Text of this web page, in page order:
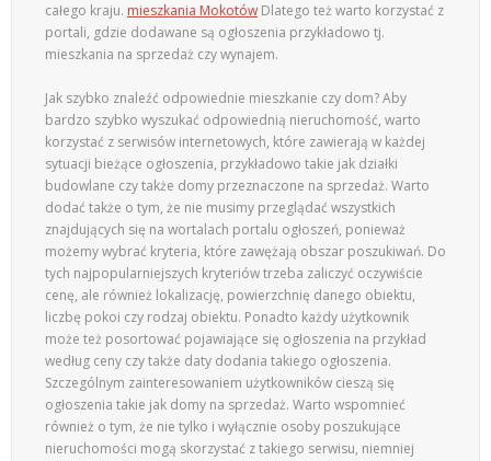
całego kraju. mieszkania Mokotów Dlatego też warto korzystać z
portali, gdzie dodawane są ogłoszenia przykładowo tj.
mieszkania na sprzedaż czy wynajem.
Jak szybko znaleźć odpowiednie mieszkanie czy dom? Aby
bardzo szybko wyszukać odpowiednią nieruchomość, warto
korzystać z serwisów internetowych, które zawierają w każdej
sytuacji bieżące ogłoszenia, przykładowo takie jak działki
budowlane czy także domy przeznaczone na sprzedaż. Warto
dodać także o tym, że nie musimy przeglądać wszystkich
znajdujących się na wortalach portalu ogłoszeń, ponieważ
możemy wybrać kryteria, które zawężają obszar poszukiwań. Do
tych najpopularniejszych kryteriów trzeba zaliczyć oczywiście
cenę, ale również lokalizację, powierzchnię danego obiektu,
liczbę pokoi czy rodzaj obiektu. Ponadto każdy użytkownik
może też posortować pojawiające się ogłoszenia na przykład
według ceny czy także daty dodania takiego ogłoszenia.
Szczególnym zainteresowaniem użytkowników cieszą się
ogłoszenia takie jak domy na sprzedaż. Warto wspomnieć
również o tym, że nie tylko i wyłącznie osoby poszukujące
nieruchomości mogą skorzystać z takiego serwisu, niemniej